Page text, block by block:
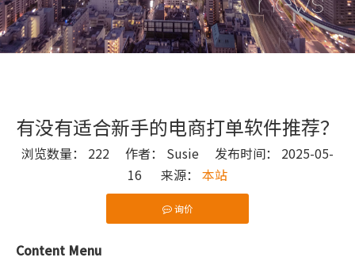
有没有适合新手的电商打单软件推荐？
浏览数量： 222 作者： Susie 发布时间： 2025-05-
16 来源： 本站
询价
["wechat"]
Content Menu